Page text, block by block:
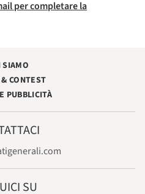
per completare la
SIAMO
CONTEST
PUBBLICITÀ
SU